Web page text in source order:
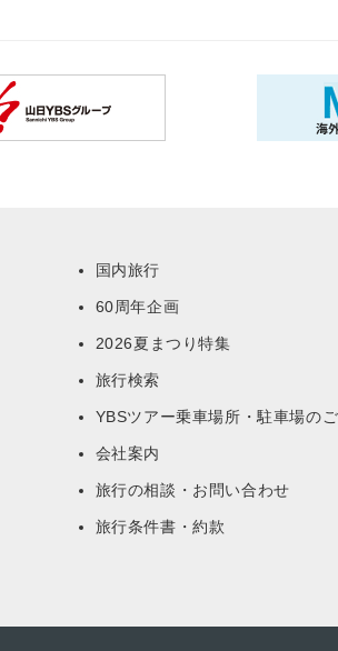
国内旅行
60周年企画
2026夏まつり特集
旅行検索
YBSツアー乗車場所・駐車場の
会社案内
旅行の相談・お問い合わせ
旅行条件書・約款